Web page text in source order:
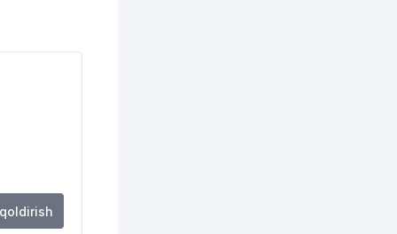
150 м
167 м
167 м